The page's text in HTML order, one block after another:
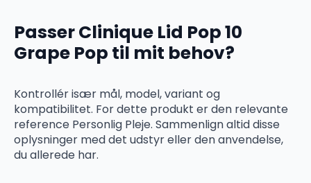
Passer Clinique Lid Pop 10
Grape Pop til mit behov?
Kontrollér især mål, model, variant og
kompatibilitet. For dette produkt er den relevante
reference Personlig Pleje. Sammenlign altid disse
oplysninger med det udstyr eller den anvendelse,
du allerede har.